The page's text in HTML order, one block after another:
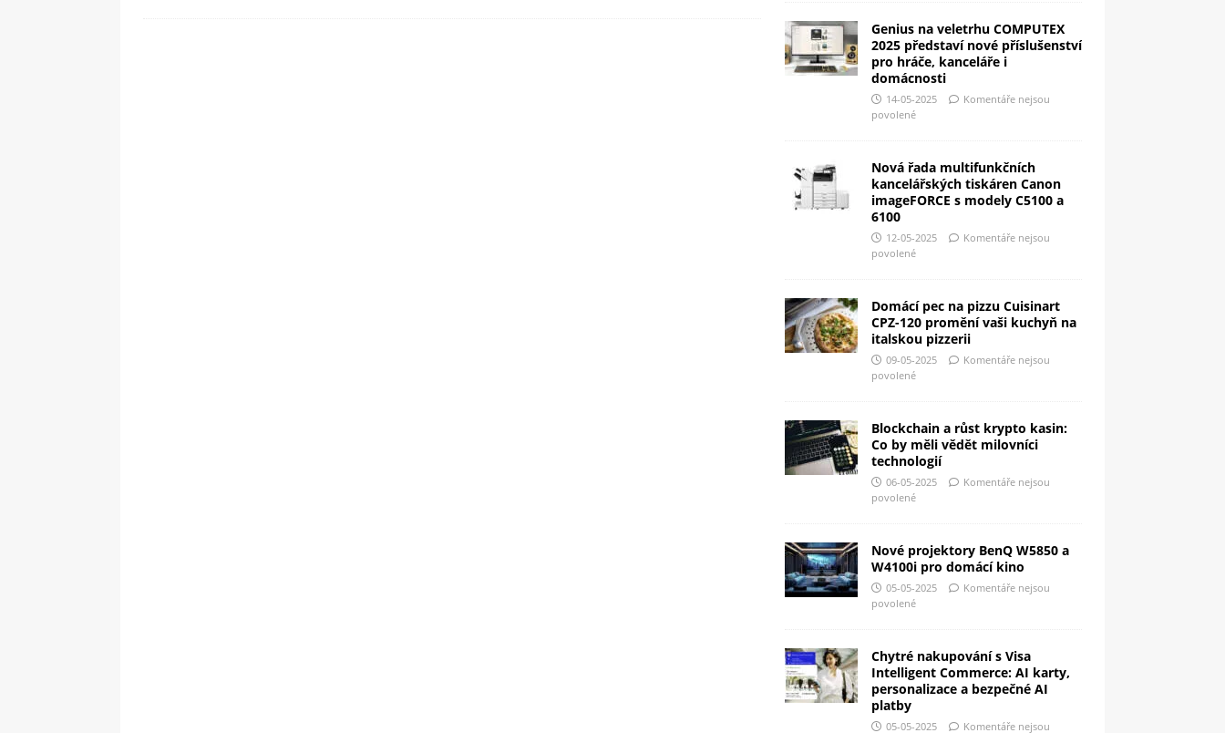
Genius na veletrhu COMPUTEX
2025 představí nové příslušenství
pro hráče, kanceláře i
domácnosti
14-05-2025
Komentáře nejsou
povolené
Nová řada multifunkčních
kancelářských tiskáren Canon
imageFORCE s modely C5100 a
6100
12-05-2025
Komentáře nejsou
povolené
Domácí pec na pizzu Cuisinart
CPZ-120 promění vaši kuchyň na
italskou pizzerii
09-05-2025
Komentáře nejsou
povolené
Blockchain a růst krypto kasin:
Co by měli vědět milovníci
technologií
06-05-2025
Komentáře nejsou
povolené
Nové projektory BenQ W5850 a
W4100i pro domácí kino
05-05-2025
Komentáře nejsou
povolené
Chytré nakupování s Visa
Intelligent Commerce: AI karty,
personalizace a bezpečné AI
platby
05-05-2025 Komentáře nejsou